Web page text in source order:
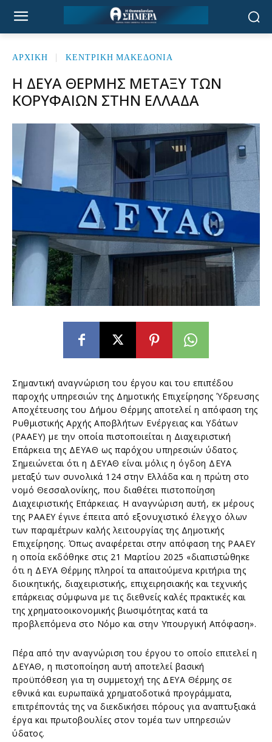
ΑΡΧΙΚΉ ΚΕΝΤΡΙΚΗ ΜΑΚΕΔΟΝΙΑ
Η ΔΕΥΑ ΘΈΡΜΗΣ ΜΕΤΑΞΎ ΤΩΝ
ΚΟΡΥΦΑΊΩΝ ΣΤΗΝ ΕΛΛΆΔΑ
Σημαντική αναγνώριση του έργου και του επιπέδου
παροχής υπηρεσιών της Δημοτικής Επιχείρησης Ύδρευσης
Αποχέτευσης του Δήμου Θέρμης αποτελεί η απόφαση της
Ρυθμιστικής Αρχής Αποβλήτων Ενέργειας και Υδάτων
(ΡΑΑΕΥ) με την οποία πιστοποιείται η Διαχειριστική
Επάρκεια της ΔΕΥΑΘ ως παρόχου υπηρεσιών ύδατος.
Σημειώνεται ότι η ΔΕΥΑΘ είναι μόλις η όγδοη ΔΕΥΑ
μεταξύ των συνολικά 124 στην Ελλάδα και η πρώτη στο
νομό Θεσσαλονίκης, που διαθέτει πιστοποίηση
Διαχειριστικής Επάρκειας. Η αναγνώριση αυτή, εκ μέρους
της ΡΑΑΕΥ έγινε έπειτα από εξονυχιστικό έλεγχο όλων
των παραμέτρων καλής λειτουργίας της Δημοτικής
Επιχείρησης. Όπως αναφέρεται στην απόφαση της ΡΑΑΕΥ
η οποία εκδόθηκε στις 21 Μαρτίου 2025 «διαπιστώθηκε
ότι η ΔΕΥΑ Θέρμης πληροί τα απαιτούμενα κριτήρια της
διοικητικής, διαχειριστικής, επιχειρησιακής και τεχνικής
επάρκειας σύμφωνα με τις διεθνείς καλές πρακτικές και
της χρηματοοικονομικής βιωσιμότητας κατά τα
προβλεπόμενα στο Νόμο και στην Υπουργική Απόφαση».
Πέρα από την αναγνώριση του έργου το οποίο επιτελεί η
ΔΕΥΑΘ, η πιστοποίηση αυτή αποτελεί βασική
προϋπόθεση για τη συμμετοχή της ΔΕΥΑ Θέρμης σε
εθνικά και ευρωπαϊκά χρηματοδοτικά προγράμματα,
επιτρέποντάς της να διεκδικήσει πόρους για αναπτυξιακά
έργα και πρωτοβουλίες στον τομέα των υπηρεσιών
ύδατος.